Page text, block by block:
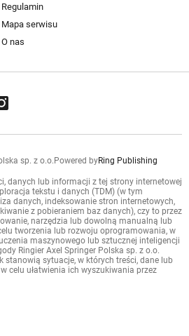
Regulamin
Mapa serwisu
O nas
sp. z o.o.Powered byRing Publishing
danych lub informacji z tej strony internetowej
tekstu i danych (TDM) (w tym
danych, indeksowanie stron internetowych,
z pobieraniem baz danych), czy to przez
narzędzia lub dowolną manualną lub
tworzenia lub rozwoju oprogramowania, w
maszynowego lub sztucznej inteligencji
Ringier Axel Springer Polska sp. z o.o.
stanowią sytuacje, w których treści, dane lub
celu ułatwienia ich wyszukiwania przez